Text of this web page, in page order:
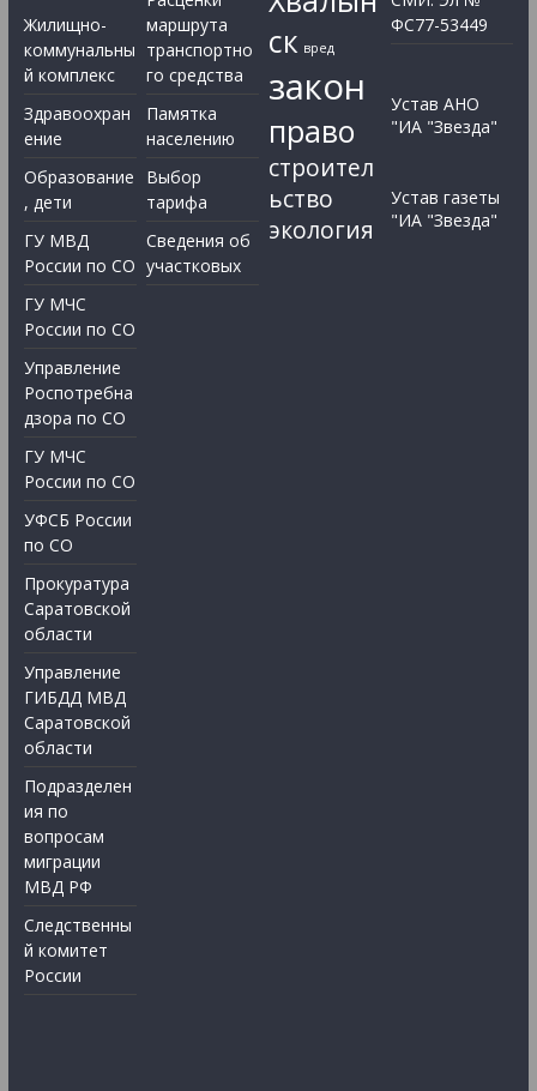
Жилищно-
коммунальны
й комплекс
Здравоохран
ение
Образование
, дети
ГУ МВД
России по СО
ГУ МЧС
России по СО
Управление
Роспотребна
дзора по СО
ГУ МЧС
России по СО
УФСБ России
по СО
Прокуратура
Саратовской
области
Управление
ГИБДД МВД
Саратовской
области
Подразделен
ия по
вопросам
миграции
МВД РФ
Следственны
й комитет
России
маршрута
транспортно
го средства
Памятка
населению
Выбор
тарифа
Сведения об
участковых
ск вред
закон
право
строител
ьство
экология
ФС77-53449
Устав АНО
"ИА "Звезда"
Устав газеты
"ИА "Звезда"